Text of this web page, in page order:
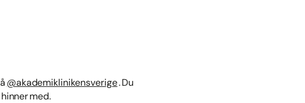
@akademiklinikensverige. Du
med.